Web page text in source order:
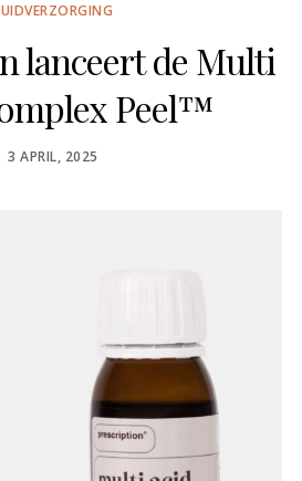
lanceert de Multi
Peel™
POSTED
3 APRIL, 2025